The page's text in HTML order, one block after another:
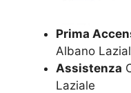
Prima
Albano
Assistenza
Laziale